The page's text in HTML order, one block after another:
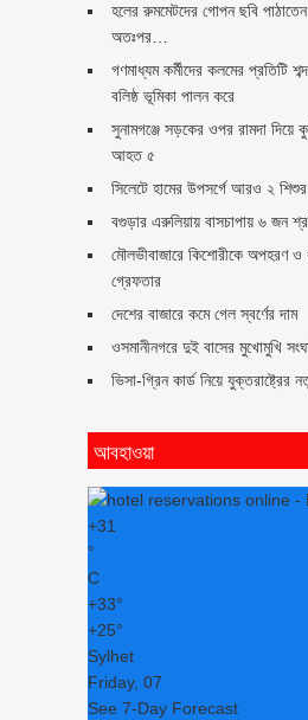
হলের রুমমেটদের গোপন ছবি
অতঃপর…
গণমাধ্যম কর্মীদের কলমের প্রতিটি
বলিষ্ঠ ভূমিকা পালন করে
সুনামগঞ্জে সড়কের ওপর রামদা দিয়ে
আহত ৫
সিলেটে হামের উপসর্গে আরও ২
বগুড়ার এরুলিয়ায় বাসচাপায় ৬ জন
মৌলভীবাজারে কিশোরীকে অপহরণ ও
গ্রেফতার
দেশের বাজারে কমে গেল স্বর্ণের দাম
ওসমানীনগরে দুই বাসের মুখোমুখি
ভিসা-গ্রিন কার্ড নিয়ে যুক্তরাষ্ট্রের
আবহাওয়া
+31
°
C
+33°
+25°
Sylhet
Friday, 07
See 7-Day Forecast